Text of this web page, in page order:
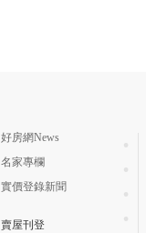
好房網News
名家專欄
實價登錄新聞
賣屋刊登